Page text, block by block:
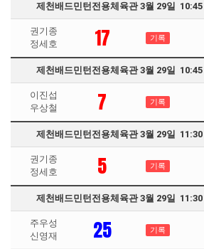
제천배드민턴전용체육관 3월 29일 10:45
권기종
정세호
17 기록
제천배드민턴전용체육관 3월 29일 10:45
이진섭
우상철
7 기록
제천배드민턴전용체육관 3월 29일 11:30
권기종
정세호
5 기록
제천배드민턴전용체육관 3월 29일 11:30
주우성
신영재
25 기록